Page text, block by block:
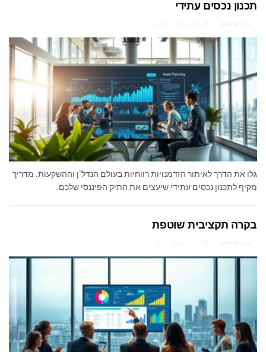
תכנון נכסים עתידי
גלו את הדרך לאיתור הזדמנויות רווחיות בעולם הנדל"ן וההשקעות. מדריך
מקיף לתכנון נכסים עתידי שיעצים את התיק הפיננסי שלכם.
בקרה תקציבית שוטפת